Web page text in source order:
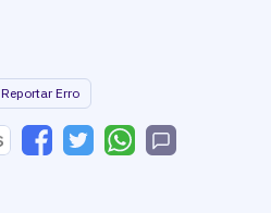
Reportar Erro